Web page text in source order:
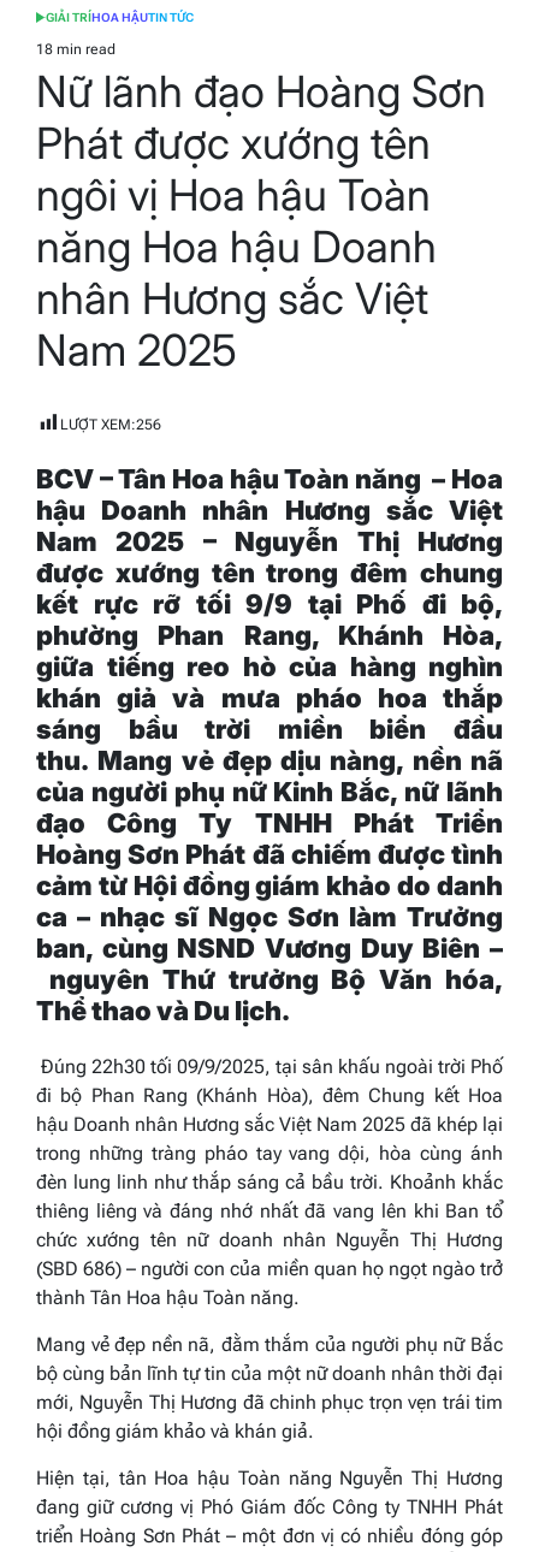
POSTED
IN
GIẢI TRÍHOA HẬUTIN TỨC
Estimated
read
time
18 min read
Nữ lãnh đạo Hoàng Sơn
Phát được xướng tên
ngôi vị Hoa hậu Toàn
năng Hoa hậu Doanh
nhân Hương sắc Việt
Nam 2025
LƯỢT XEM:256
BCV – Tân Hoa hậu Toàn năng – Hoa
hậu Doanh nhân Hương sắc Việt
Nam 2025 – Nguyễn Thị Hương
được xướng tên trong đêm chung
kết rực rỡ tối 9/9 tại Phố đi bộ,
phường Phan Rang, Khánh Hòa,
giữa tiếng reo hò của hàng nghìn
khán giả và mưa pháo hoa thắp
sáng bầu trời miền biển đầu
thu. Mang vẻ đẹp dịu nàng, nền nã
của người phụ nữ Kinh Bắc, nữ lãnh
đạo Công Ty TNHH Phát Triển
Hoàng Sơn Phát đã chiếm được tình
cảm từHội đồng giám khảo do danh
ca – nhạc sĩ Ngọc Sơn làm Trưởng
ban, cùng NSND Vương Duy Biên –
nguyên Thứ trưởng Bộ Văn hóa,
Thể thao và Du lịch.
Đúng 22h30 tối 09/9/2025, tại sân khấu ngoài trời Phố
đi bộ Phan Rang (Khánh Hòa), đêm Chung kết Hoa
hậu Doanh nhân Hương sắc Việt Nam 2025 đã khép lại
trong những tràng pháo tay vang dội, hòa cùng ánh
đèn lung linh như thắp sáng cả bầu trời. Khoảnh khắc
thiêng liêng và đáng nhớ nhất đã vang lên khi Ban tổ
chức xướng tên nữ doanh nhân Nguyễn Thị Hương
(SBD 686) – người con của miền quan họ ngọt ngào trở
thành Tân Hoa hậu Toàn năng.
Mang vẻ đẹp nền nã, đằm thắm của người phụ nữ Bắc
bộ cùng bản lĩnh tự tin của một nữ doanh nhân thời đại
mới, Nguyễn Thị Hương đã chinh phục trọn vẹn trái tim
hội đồng giám khảo và khán giả.
Hiện tại, tân Hoa hậu Toàn năng Nguyễn Thị Hương
đang giữ cương vị Phó Giám đốc Công ty TNHH Phát
triển Hoàng Sơn Phát – một đơn vị có nhiều đóng góp